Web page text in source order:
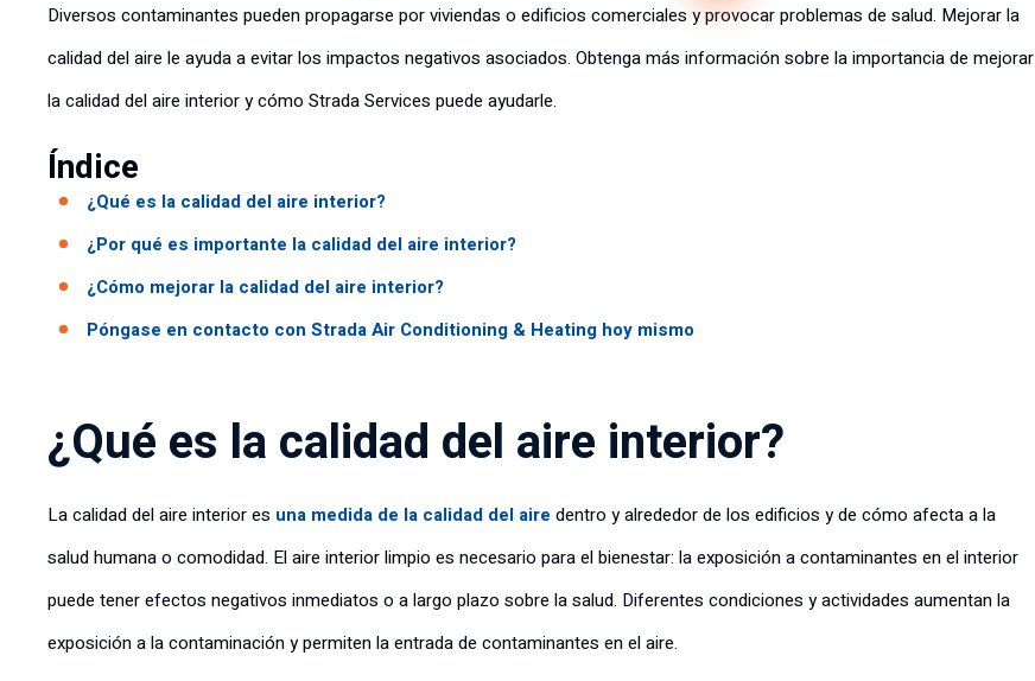
Diversos contaminantes pueden propagarse por viviendas o edificios comerciales y provocar problemas de salud. Mejorar la
calidad del aire le ayuda a evitar los impactos negativos asociados. Obtenga más información sobre la importancia de mejorar
la calidad del aire interior y cómo Strada Services puede ayudarle.
Índice
¿Qué es la calidad del aire interior?
¿Por qué es importante la calidad del aire interior?
¿Cómo mejorar la calidad del aire interior?
Póngase en contacto con Strada Air Conditioning & Heating hoy mismo
¿Qué es la calidad del aire interior?
La calidad del aire interior es una medida de la calidad del aire dentro y alrededor de los edificios y de cómo afecta a la
salud humana o comodidad. El aire interior limpio es necesario para el bienestar: la exposición a contaminantes en el interior
puede tener efectos negativos inmediatos o a largo plazo sobre la salud. Diferentes condiciones y actividades aumentan la
exposición a la contaminación y permiten la entrada de contaminantes en el aire.